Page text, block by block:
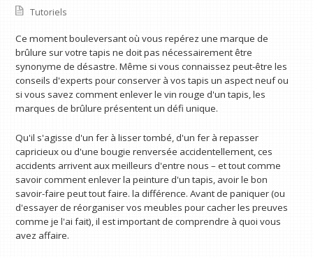
Tutoriels
Ce moment bouleversant où vous repérez une marque de
brûlure sur votre tapis ne doit pas nécessairement être
synonyme de désastre. Même si vous connaissez peut-être les
conseils d'experts pour conserver à vos tapis un aspect neuf ou
si vous savez comment enlever le vin rouge d'un tapis, les
marques de brûlure présentent un défi unique.
Qu'il s'agisse d'un fer à lisser tombé, d'un fer à repasser
capricieux ou d'une bougie renversée accidentellement, ces
accidents arrivent aux meilleurs d'entre nous – et tout comme
savoir comment enlever la peinture d'un tapis, avoir le bon
savoir-faire peut tout faire. la différence. Avant de paniquer (ou
d'essayer de réorganiser vos meubles pour cacher les preuves
comme je l'ai fait), il est important de comprendre à quoi vous
avez affaire.